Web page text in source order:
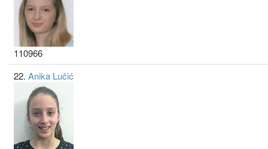
110966
22. Anika Lučić